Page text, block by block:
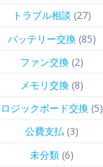
トラブル相談 (27)
バッテリー交換(85)
ファン交換(2)
メモリ交換(8)
ロジックボード交換(5)
公費支払(3)
未分類(6)